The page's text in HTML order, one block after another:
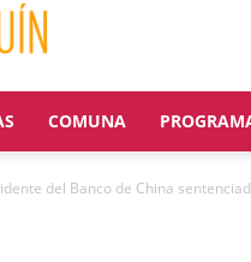
COMUNA
del Banco de China